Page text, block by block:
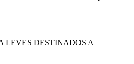
LEVES DESTINADOS A